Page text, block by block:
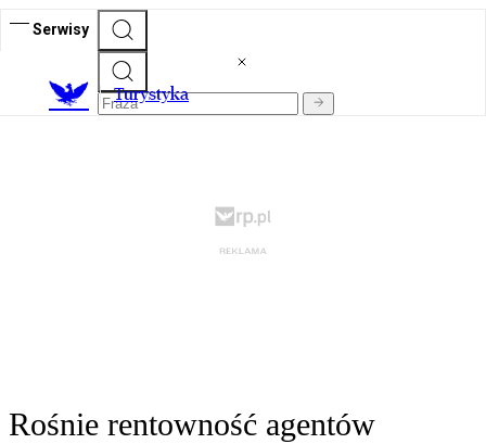
Serwisy
Turystyka
Rośnie rentowność agentów